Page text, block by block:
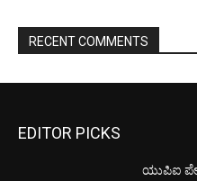
RECENT COMMENTS
EDITOR PICKS
ಯುಪಿಐ